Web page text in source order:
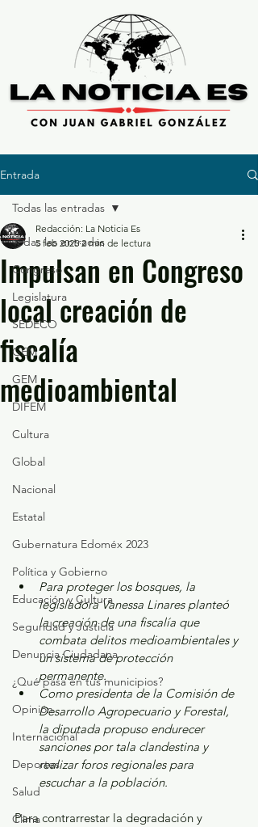
Entrada
Todas las entradas
Congreso
Legislatura
SEDECO
GEM
GEM
DIFEM
Cultura
Global
Nacional
Estatal
Gubernatura Edoméx 2023
Política y Gobierno
Educación y Cultura
Seguridad y Justicia
Denuncia Ciudadana
¿Qué pasa en tus municipios?
Opinión
Internacional
Deportes
Salud
Clima
Todas las entradas
Impulsan en Congreso
local creación de
fiscalía
medioambiental
Redacción: La Noticia Es
5 feb 2025 2 min de lectura
Para proteger los bosques, la
legisladora Vanessa Linares planteó
la creación de una fiscalía que
combata delitos medioambientales y
un sistema de protección
permanente.
Como presidenta de la Comisión de
Desarrollo Agropecuario y Forestal,
la diputada propuso endurecer
sanciones por tala clandestina y
realizar foros regionales para
escuchar a la población.
Para contrarrestar la degradación y